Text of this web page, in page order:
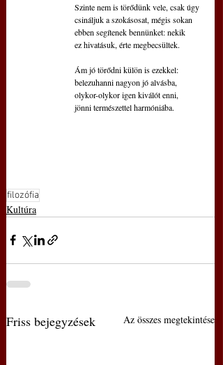
Szinte nem is törődünk vele, csak úgy
csináljuk a szokásosat, mégis sokan
ebben segítenek bennünket: nekik
ez hivatásuk, érte megbecsültek.
Ám jó törődni külön is ezekkel:
belezuhanni nagyon jó alvásba,
olykor-olykor igen kiválót enni,
jönni természettel harmóniába.
filozófia
Kultúra
Friss bejegyzések Az összes megtekintése